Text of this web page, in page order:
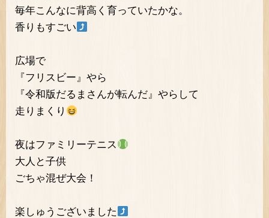
毎年こんなに背高く育っていたかな。
香りもすごい
広場で
『フリスビー』やら
『令和版だるまさんが転んだ』やらして
走りまくり
夜はファミリーテニス
大人と子供
ごちゃ混ぜ大会！
楽しゅうございました